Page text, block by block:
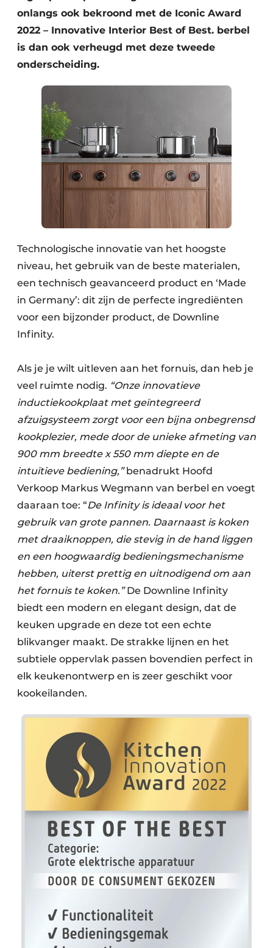
onlangs ook bekroond met de Iconic Award
2022 – Innovative Interior Best of Best. berbel
is dan ook verheugd met deze tweede
onderscheiding.
Technologische innovatie van het hoogste
niveau, het gebruik van de beste materialen,
een technisch geavanceerd product en ‘Made
in Germany’: dit zijn de perfecte ingrediënten
voor een bijzonder product, de Downline
Infinity.
Als je je wilt uitleven aan het fornuis, dan heb je
veel ruimte nodig. “Onze innovatieve
inductiekookplaat met geïntegreerd
afzuigsysteem zorgt voor een bijna onbegrensd
kookplezier, mede door de unieke afmeting van
900 mm breedte x 550 mm diepte en de
intuïtieve bediening,”benadrukt Hoofd
Verkoop Markus Wegmann van berbel en voegt
daaraan toe: “De Infinity is ideaal voor het
gebruik van grote pannen. Daarnaast is koken
met draaiknoppen, die stevig in de hand liggen
en een hoogwaardig bedieningsmechanisme
hebben, uiterst prettig en uitnodigend om aan
het fornuis te koken.”De Downline Infinity
biedt een modern en elegant design, dat de
keuken upgrade en deze tot een echte
blikvanger maakt. De strakke lijnen en het
subtiele oppervlak passen bovendien perfect in
elk keukenontwerp en is zeer geschikt voor
kookeilanden.